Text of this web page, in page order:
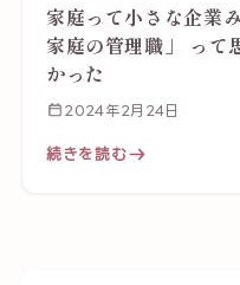
家庭って小さな企業
家庭の管理職」 って
かった
2024年2月24日
続きを読む